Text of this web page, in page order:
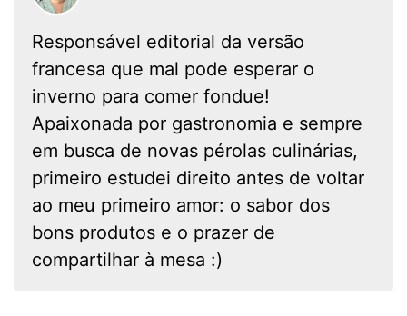
Responsável editorial da versão
francesa que mal pode esperar o
inverno para comer fondue!
Apaixonada por gastronomia e sempre
em busca de novas pérolas culinárias,
primeiro estudei direito antes de voltar
ao meu primeiro amor: o sabor dos
bons produtos e o prazer de
compartilhar à mesa :)